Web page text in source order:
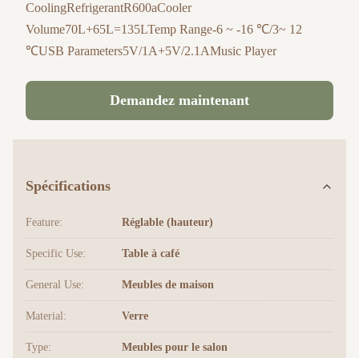
CoolingRefrigerantR600aCooler
Volume70L+65L=135LTemp Range-6 ~ -16 ℃/3~ 12
℃USB Parameters5V/1A+5V/2.1AMusic Player
Demandez maintenant
Spécifications
Feature: Réglable (hauteur)
Specific Use: Table à café
General Use: Meubles de maison
Material: Verre
Type: Meubles pour le salon